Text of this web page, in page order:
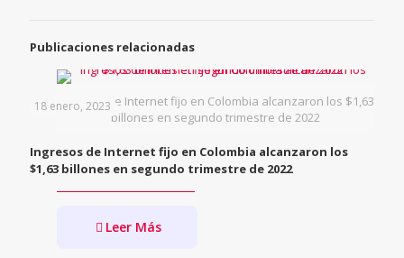
Publicaciones relacionadas
Ingresos de Internet fijo en Colombia alcanzaron los $1,63
billones en segundo trimestre de 2022
18 enero, 2023
Ingresos de Internet fijo en Colombia alcanzaron los
$1,63 billones en segundo trimestre de 2022
Leer Más